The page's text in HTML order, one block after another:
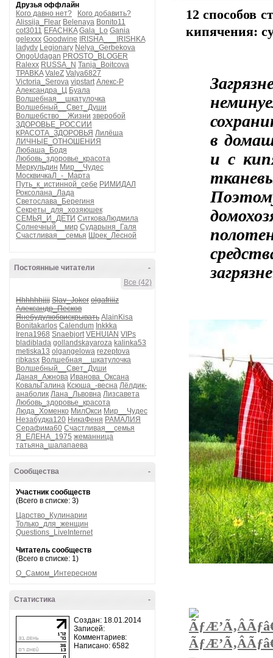
Друзья оффлайн
Кого давно нет?
Кого добавить?
Alissija_Flear Belenaya Bonito11
cot3011 EFACHKA Gala_Lo Gania
gelexxx Goodwine
IRISHA___IRISHKA
ladydv Legionary Nelya_Gerbekova
OngoUdagan PROSTO_BLOGER
Ralexx RUSSA_N Tanja_Boitcova
TPABKA ValeZ Valya6827
Victoria_Serova vipstart Алекс-Р
Александра_Ц Буала
Волшебная__шкатулочка
Волшебный__Свет_Души
Волшебство__Жизни зверобой
ЗДОРОВЬЕ_РОССИИ
КРАСОТА_ЗДОРОВЬЯ Лилёша
ЛИЧНЫЕ_ОТНОШЕНИЯ
Любаша_Бодя
Любовь_здоровье_красота
Меркульдин Мир__Чудес
МосквичкаЛ_-_Марта
Путь_к_истинной_себе РИМИДАЛ
Роксолана_Лада
Светослава_Берегиня
Секреты_для_хозяюшек
СЕМЬЯ_И_ДЕТИ СитковаЛюдмила
Солнечный__мир Сударыня_Галя
Счастливая__семья Шрек_Лесной
-
Постоянные читатели
Все (42)
Hhhhhhjjjj Slav_Joker olgafriiiz
Александр_Песков
Янебудулюбвискрывать AlainKisa
Bonitakarlos Calendum Inkkka
Irena1968 Snaebjort VEHUIAN VIPs
bladiblada gollandskayaroza kalinka53
metiska13 olgangelowa rezeptova
ribkasx Волшебная__шкатулочка
Волшебный__Свет_Души
Даная_Ажнова Иванова_Оксана
КовальГалина Ксюша_-весна Лёлдик-
анаболик Лана_Львовна Лизсавета
Любовь_здоровье_красота
Люда_Хоменко МилОкси Мир__Чудес
Незабудка120 НикаФеня РАМАЛИЯ
Серафима60 Счастливая__семья
Я_ЕЛЕНА_1975 жеманница
татьяна_шалапаева
-
Сообщества
Участник сообществ
(Всего в списке: 3)
Царство_Кулинарии
Только_для_женщин
Questions_LiveInternet
Читатель сообществ
(Всего в списке: 1)
О_Самом_Интересном
-
Статистика
Создан: 18.01.2014
Записей:
Комментариев:
Написано: 6582
12 способов
кипячения:
в
и с